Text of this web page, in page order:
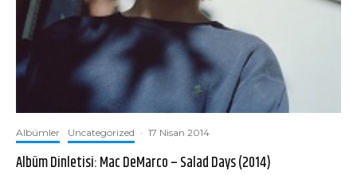
Albümler Uncategorized · 17 Nisan 2014
Albüm Dinletisi: Mac DeMarco – Salad Days (2014)